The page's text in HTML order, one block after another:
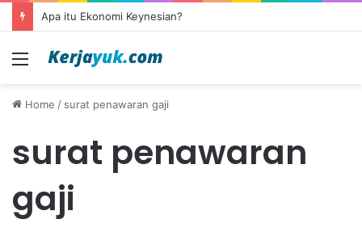
Apa itu Ekonomi Keynesian?
Menu
Home / surat penawaran gaji
surat penawaran
gaji